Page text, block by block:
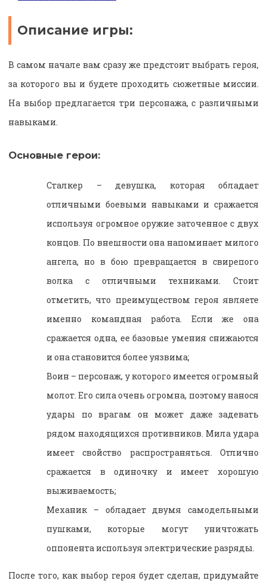
Описание игры:
В самом начале вам сразу же предстоит выбрать героя,
за которого вы и будете проходить сюжетные миссии.
На выбор предлагается три персонажа, с различными
навыками.
Основные герои:
Сталкер – девушка, которая обладает
отличными боевыми навыками и сражается
используя огромное оружие заточенное с двух
концов. По внешности она напоминает милого
ангела, но в бою превращается в свирепого
волка с отличными техниками. Стоит
отметить, что преимуществом героя являете
именно командная работа. Если же она
сражается одна, ее базовые умения снижаются
и она становится более уязвима;
Воин – персонаж, у которого имеется огромный
молот. Его сила очень огромна, поэтому нанося
удары по врагам он может даже задевать
рядом находящихся противников. Мила удара
имеет свойство распространяться. Отлично
сражается в одиночку и имеет хорошую
выживаемость;
Механик – обладает двумя самодельными
пушками, которые могут уничтожать
оппонента используя электрические разряды.
После того, как выбор героя будет сделан, придумайте